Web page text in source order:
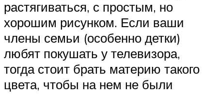
растягиваться, с простым, но
хорошим рисунком. Если ваши
члены семьи (особенно детки)
любят покушать у телевизора,
тогда стоит брать материю такого
цвета, чтобы на нем не были